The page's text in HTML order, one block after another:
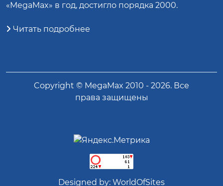
«MegaMax» в год, достигло порядка 2000.
Читать подробнее
Copyright © MegaMax 2010 - 2026. Все
права защищены
Designed by: WorldOfSites